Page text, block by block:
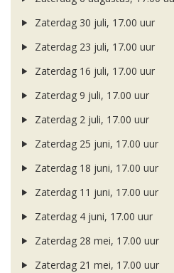
Zaterdag 30 juli, 17.00 uur
Zaterdag 23 juli, 17.00 uur
Zaterdag 16 juli, 17.00 uur
Zaterdag 9 juli, 17.00 uur
Zaterdag 2 juli, 17.00 uur
Zaterdag 25 juni, 17.00 uur
Zaterdag 18 juni, 17.00 uur
Zaterdag 11 juni, 17.00 uur
Zaterdag 4 juni, 17.00 uur
Zaterdag 28 mei, 17.00 uur
Zaterdag 21 mei, 17.00 uur